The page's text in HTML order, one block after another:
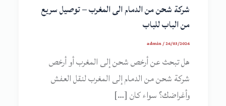
شركة شحن من الدمام الى المغرب – توصيل سريع
من الباب للباب
admin/26/03/2026
هل تبحث عن أرخص شحن إلى المغرب أو أرخص
شركة شحن من الدمام إلى المغرب لنقل العفش
وأغراضك؟ سواء كان […]